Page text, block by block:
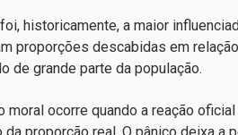
historicamente, a maior
proporções descabidas em
de grande parte da população.
moral ocorre quando a reação